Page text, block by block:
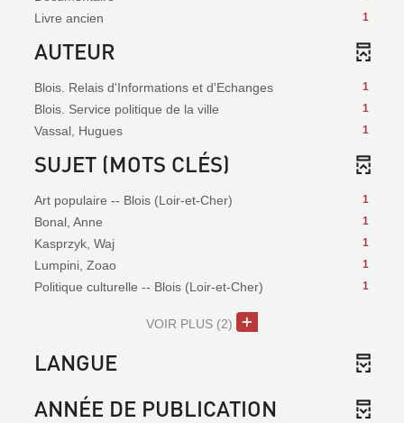
1
Livre ancien
AUTEUR
1
Blois. Relais d'Informations et d'Echanges
1
Blois. Service politique de la ville
1
Vassal, Hugues
SUJET (MOTS CLÉS)
1
Art populaire -- Blois (Loir-et-Cher)
1
Bonal, Anne
1
Kasprzyk, Waj
1
Lumpini, Zoao
1
Politique culturelle -- Blois (Loir-et-Cher)
VOIR PLUS (2)
LANGUE
ANNÉE DE PUBLICATION